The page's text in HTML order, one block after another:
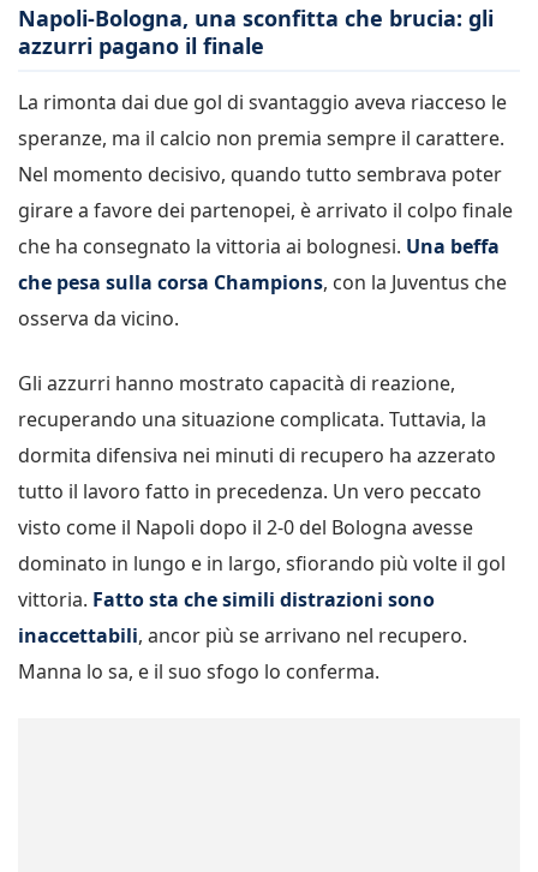
Napoli-Bologna, una sconfitta che brucia: gli
azzurri pagano il finale
La rimonta dai due gol di svantaggio aveva riacceso le
speranze, ma il calcio non premia sempre il carattere.
Nel momento decisivo, quando tutto sembrava poter
girare a favore dei partenopei, è arrivato il colpo finale
che ha consegnato la vittoria ai bolognesi. Una beffa
che pesa sulla corsa Champions, con la Juventus che
osserva da vicino.
Gli azzurri hanno mostrato capacità di reazione,
recuperando una situazione complicata. Tuttavia, la
dormita difensiva nei minuti di recupero ha azzerato
tutto il lavoro fatto in precedenza. Un vero peccato
visto come il Napoli dopo il 2-0 del Bologna avesse
dominato in lungo e in largo, sfiorando più volte il gol
vittoria. Fatto sta che simili distrazioni sono
inaccettabili, ancor più se arrivano nel recupero.
Manna lo sa, e il suo sfogo lo conferma.